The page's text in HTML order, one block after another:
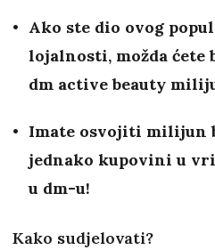
Ako ste dio ovog
lojalnosti, možda ćete
dm active beauty
Imate osvojiti milijun
jednako kupovini u
u dm-u!
Kako sudjelovati?